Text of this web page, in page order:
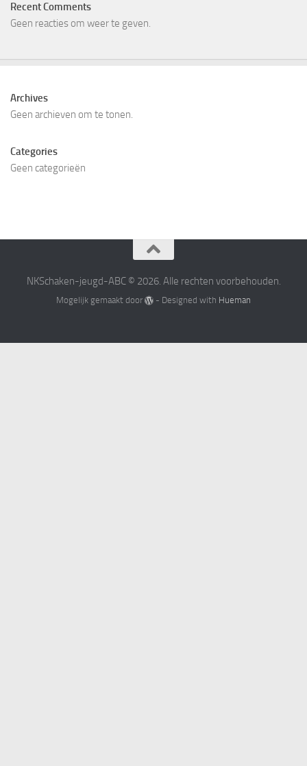
Recent Comments
Geen reacties om weer te geven.
Archives
Geen archieven om te tonen.
Categories
Geen categorieën
NKSchaken-jeugd-ABC © 2026. Alle rechten voorbehouden.
Mogelijk gemaakt door - Designed with Hueman